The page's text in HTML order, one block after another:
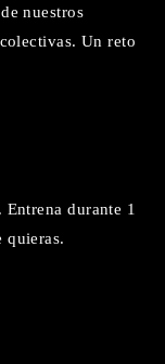
nuestros
Un reto
durante 1
quieras.